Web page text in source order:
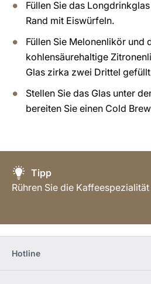
Füllen Sie das
Rand mit Eiswürfeln.
Füllen Sie Melonenlikör und
kohlensäurehaltige
Glas zirka zwei Drittel
Stellen Sie das Glas unter
bereiten Sie einen Cold
Tipp
Rühren Sie die
Hotline